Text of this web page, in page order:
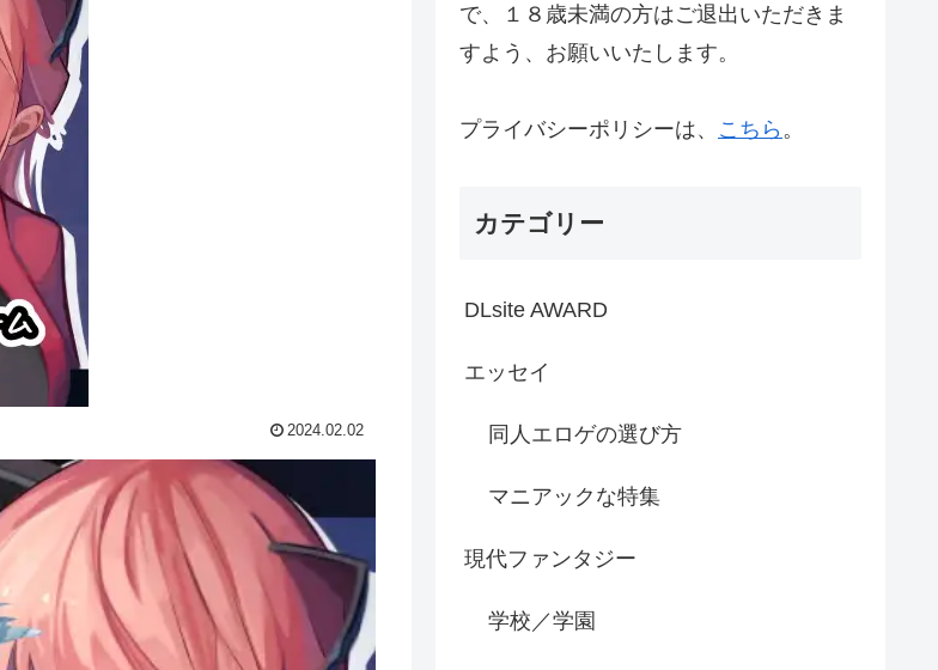
2024.02.02
で、１８歳未満の方はご退出いただきま
すよう、お願いいたします。
プライバシーポリシーは、 こちら 。
カテゴリー
DLsite AWARD
エッセイ
同人エロゲの選び方
マニアックな特集
現代ファンタジー
学校／学園